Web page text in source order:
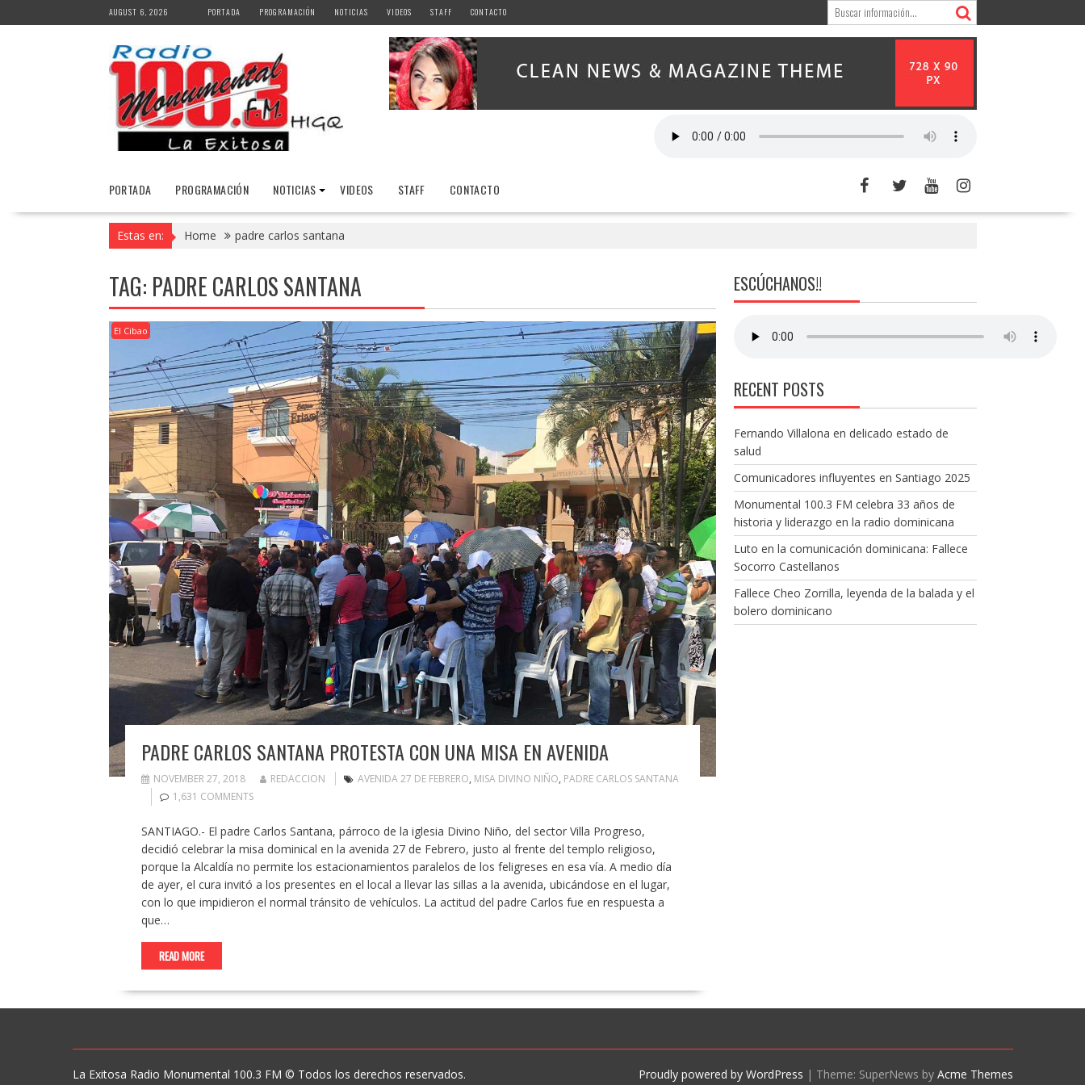
to
AUGUST 6, 2026 PORTADA PROGRAMACIÓN NOTICIAS VIDEOS STAFF CONTACTO
PORTADA PROGRAMACIÓN NOTICIAS VIDEOS STAFF CONTACTO
Estas en: Home padre carlos santana
TAG: PADRE CARLOS SANTANA
El Cibao
PADRE CARLOS SANTANA PROTESTA CON UNA MISA EN AVENIDA
NOVEMBER 27, 2018 REDACCION AVENIDA 27 DE FEBRERO, MISA DIVINO NIÑO, PADRE CARLOS SANTANA
1,631 COMMENTS
SANTIAGO.- El padre Carlos Santana, párroco de la iglesia Divino Niño, del sector Villa Progreso,
decidió celebrar la misa dominical en la avenida 27 de Febrero, justo al frente del templo religioso,
porque la Alcaldía no permite los estacionamientos paralelos de los feligreses en esa vía. A medio día
de ayer, el cura invitó a los presentes en el local a llevar las sillas a la avenida, ubicándose en el lugar,
con lo que impidieron el normal tránsito de vehículos. La actitud del padre Carlos fue en respuesta a
que…
READ MORE
ESCÚCHANOS!!
RECENT POSTS
Fernando Villalona en delicado estado de
salud
Comunicadores influyentes en Santiago 2025
Monumental 100.3 FM celebra 33 años de
historia y liderazgo en la radio dominicana
Luto en la comunicación dominicana: Fallece
Socorro Castellanos
Fallece Cheo Zorrilla, leyenda de la balada y el
bolero dominicano
La Exitosa Radio Monumental 100.3 FM © Todos los derechos reservados. Proudly powered by WordPress | Theme: SuperNews by Acme Themes